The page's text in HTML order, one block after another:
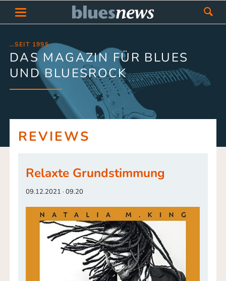
…SEIT 1995
DAS MAGAZIN FÜR BLUES
UND BLUESROCK
REVIEWS
Relaxte Grundstimmung
09.12.2021 · 09.20